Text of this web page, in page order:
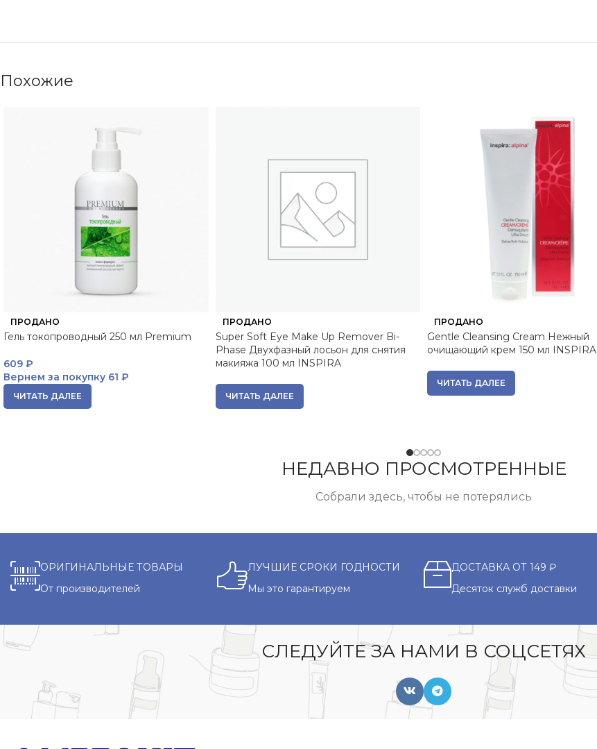
Похожие
ПРОДАНО
Гель токопроводный 250 мл Premium
609 ₽
Вернем за покупку 61 ₽
ЧИТАТЬ ДАЛЕЕ
ПРОДАНО
Super Soft Eye Make Up Remover Bi-
Phase Двухфазный лосьон для снятия
макияжа 100 мл INSPIRA
ЧИТАТЬ ДАЛЕЕ
ПРОДАНО
Gentle Cleansing Cream Нежный
очищающий крем 150 мл INSPIRA
ЧИТАТЬ ДАЛЕЕ
НЕДАВНО ПРОСМОТРЕННЫЕ
Собрали здесь, чтобы не потерялись
ОРИГИНАЛЬНЫЕ ТОВАРЫ
От производителей
ЛУЧШИЕ СРОКИ ГОДНОСТИ
Мы это гарантируем
ДОСТАВКА ОТ 149 ₽
Десяток служб доставки
СЛЕДУЙТЕ ЗА НАМИ В СОЦСЕТЯХ